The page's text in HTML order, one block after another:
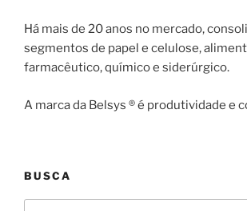
Há mais de 20 anos no mercado,
segmentos de papel e celulose,
farmacêutico, químico e siderúrgico.
A marca da Belsys ® é produtividade e
BUSCA